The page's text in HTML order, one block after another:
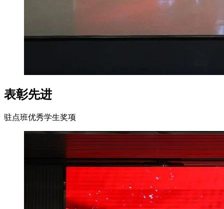
表彰先进
驻点班优秀学生奖项